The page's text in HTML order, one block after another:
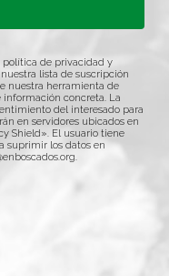
política de privacidad y
lista de suscripción
nuestra herramienta de
concreta. La
del interesado para
en servidores ubicados en
Shield». El usuario tiene
suprimir los datos en
.